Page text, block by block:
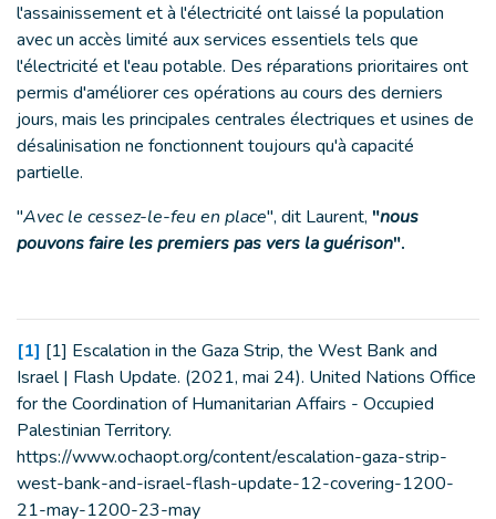
l'assainissement et à l'électricité ont laissé la population
avec un accès limité aux services essentiels tels que
l'électricité et l'eau potable. Des réparations prioritaires ont
permis d'améliorer ces opérations au cours des derniers
jours, mais les principales centrales électriques et usines de
désalinisation ne fonctionnent toujours qu'à capacité
partielle.
"Avec le cessez-le-feu en place", dit Laurent, "nous
pouvons faire les premiers pas vers la guérison".
[1] [1] Escalation in the Gaza Strip, the West Bank and
Israel | Flash Update. (2021, mai 24). United Nations Office
for the Coordination of Humanitarian Affairs - Occupied
Palestinian Territory.
https://www.ochaopt.org/content/escalation-gaza-strip-
west-bank-and-israel-flash-update-12-covering-1200-
21-may-1200-23-may